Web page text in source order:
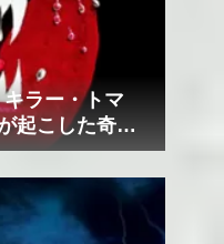
ラー・トマ
起こした奇跡